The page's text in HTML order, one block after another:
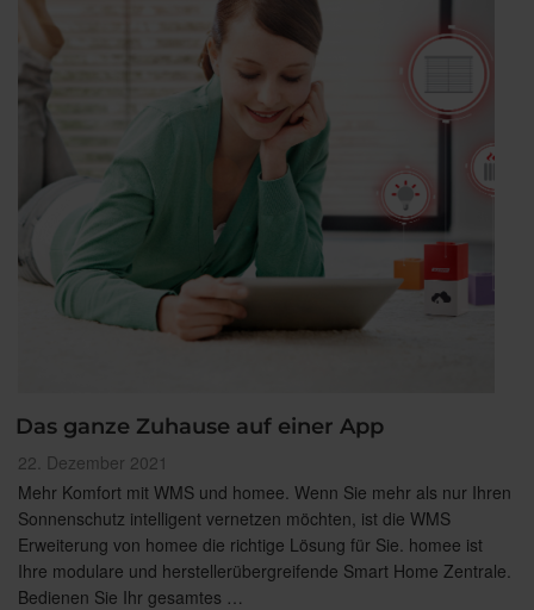
Das ganze Zuhause auf einer App
Veröffentlicht
am
22. Dezember 2021
Mehr Komfort mit WMS und homee. Wenn Sie mehr als nur Ihren
Sonnenschutz intelligent vernetzen möchten, ist die WMS
Erweiterung von homee die richtige Lösung für Sie. homee ist
Ihre modulare und herstellerübergreifende Smart Home Zentrale.
Bedienen Sie Ihr gesamtes …